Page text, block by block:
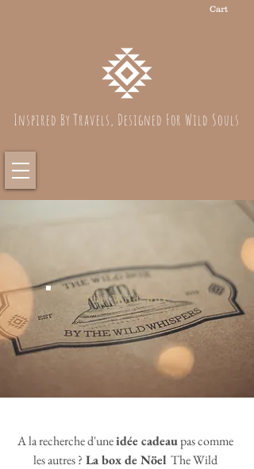
Cart
Inspired By Travels, Designed For Wild Souls
The Wild Box
A la recherche d'uneidée cadeaupas comme
les autres ? La box de Nöel The Wild